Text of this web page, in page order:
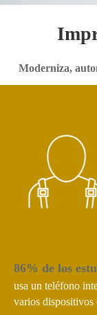
Moderniza,
86% de los
usa un teléfono
varios dispositivos